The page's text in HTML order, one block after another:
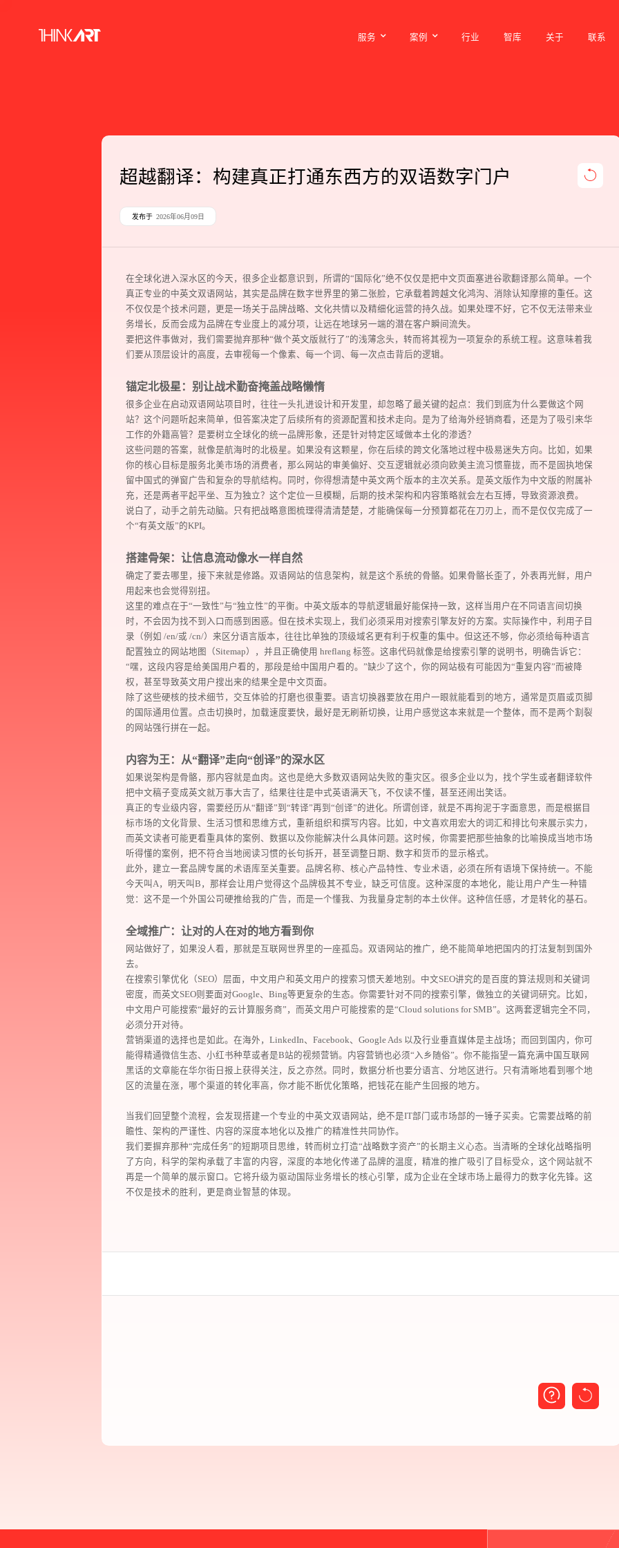
服务
案例
行业
智库
关于
联系
Think.
Design.
Develop.
Action.
预约我们的数字化专家
1v1为您提供服务
我们将为您提供量身定制的个性化服务，包括竞品观察，行业数
您需要： 网站建设 数字产品研发 SEO搜索
您所提交的信息将严格保密，且不以任何形式
超越翻译：构建真正打通东西方的双语数字门户
发布于 2026年06月09日
在全球化进入深水区的今天，很多企业都意识到，所谓的“国际化”绝不仅仅是把中文页面塞进谷歌翻译那么简单。一个
真正专业的中英文双语网站，其实是品牌在数字世界里的第二张脸，它承载着跨越文化鸿沟、消除认知摩擦的重任。这
不仅仅是个技术问题，更是一场关于品牌战略、文化共情以及精细化运营的持久战。如果处理不好，它不仅无法带来业
务增长，反而会成为品牌在专业度上的减分项，让远在地球另一端的潜在客户瞬间流失。
要把这件事做对，我们需要抛弃那种“做个英文版就行了”的浅薄念头，转而将其视为一项复杂的系统工程。这意味着我
们要从顶层设计的高度，去审视每一个像素、每一个词、每一次点击背后的逻辑。
锚定北极星：别让战术勤奋掩盖战略懒惰
很多企业在启动双语网站项目时，往往一头扎进设计和开发里，却忽略了最关键的起点：我们到底为什么要做这个网
站？这个问题听起来简单，但答案决定了后续所有的资源配置和技术走向。是为了给海外经销商看，还是为了吸引来华
工作的外籍高管？是要树立全球化的统一品牌形象，还是针对特定区域做本土化的渗透？
这些问题的答案，就像是航海时的北极星。如果没有这颗星，你在后续的跨文化落地过程中极易迷失方向。比如，如果
你的核心目标是服务北美市场的消费者，那么网站的审美偏好、交互逻辑就必须向欧美主流习惯靠拢，而不是固执地保
留中国式的弹窗广告和复杂的导航结构。同时，你得想清楚中英文两个版本的主次关系。是英文版作为中文版的附属补
充，还是两者平起平坐、互为独立？这个定位一旦模糊，后期的技术架构和内容策略就会左右互搏，导致资源浪费。
说白了，动手之前先动脑。只有把战略意图梳理得清清楚楚，才能确保每一分预算都花在刀刃上，而不是仅仅完成了一
个“有英文版”的KPI。
搭建骨架：让信息流动像水一样自然
确定了要去哪里，接下来就是修路。双语网站的信息架构，就是这个系统的骨骼。如果骨骼长歪了，外表再光鲜，用户
用起来也会觉得别扭。
这里的难点在于“一致性”与“独立性”的平衡。中英文版本的导航逻辑最好能保持一致，这样当用户在不同语言间切换
时，不会因为找不到入口而感到困惑。但在技术实现上，我们必须采用对搜索引擎友好的方案。实际操作中，利用子目
录（例如 /en/或 /cn/）来区分语言版本，往往比单独的顶级域名更有利于权重的集中。但这还不够，你必须给每种语言
配置独立的网站地图（Sitemap），并且正确使用 hreflang 标签。这串代码就像是给搜索引擎的说明书，明确告诉它：
“嘿，这段内容是给美国用户看的，那段是给中国用户看的。”缺少了这个，你的网站极有可能因为“重复内容”而被降
权，甚至导致英文用户搜出来的结果全是中文页面。
除了这些硬核的技术细节，交互体验的打磨也很重要。语言切换器要放在用户一眼就能看到的地方，通常是页眉或页脚
的国际通用位置。点击切换时，加载速度要快，最好是无刷新切换，让用户感觉这本来就是一个整体，而不是两个割裂
的网站强行拼在一起。
内容为王：从“翻译”走向“创译”的深水区
如果说架构是骨骼，那内容就是血肉。这也是绝大多数双语网站失败的重灾区。很多企业以为，找个学生或者翻译软件
把中文稿子变成英文就万事大吉了，结果往往是中式英语满天飞，不仅读不懂，甚至还闹出笑话。
真正的专业级内容，需要经历从“翻译”到“转译”再到“创译”的进化。所谓创译，就是不再拘泥于字面意思，而是根据目
标市场的文化背景、生活习惯和思维方式，重新组织和撰写内容。比如，中文喜欢用宏大的词汇和排比句来展示实力，
而英文读者可能更看重具体的案例、数据以及你能解决什么具体问题。这时候，你需要把那些抽象的比喻换成当地市场
听得懂的案例，把不符合当地阅读习惯的长句拆开，甚至调整日期、数字和货币的显示格式。
此外，建立一套品牌专属的术语库至关重要。品牌名称、核心产品特性、专业术语，必须在所有语境下保持统一。不能
今天叫A，明天叫B，那样会让用户觉得这个品牌极其不专业，缺乏可信度。这种深度的本地化，能让用户产生一种错
觉：这不是一个外国公司硬推给我的广告，而是一个懂我、为我量身定制的本土伙伴。这种信任感，才是转化的基石。
全域推广：让对的人在对的地方看到你
网站做好了，如果没人看，那就是互联网世界里的一座孤岛。双语网站的推广，绝不能简单地把国内的打法复制到国外
去。
在搜索引擎优化（SEO）层面，中文用户和英文用户的搜索习惯天差地别。中文SEO讲究的是百度的算法规则和关键词
密度，而英文SEO则要面对Google、Bing等更复杂的生态。你需要针对不同的搜索引擎，做独立的关键词研究。比如，
中文用户可能搜索“最好的云计算服务商”，而英文用户可能搜索的是“Cloud solutions for SMB”。这两套逻辑完全不同，
必须分开对待。
营销渠道的选择也是如此。在海外，LinkedIn、Facebook、Google Ads 以及行业垂直媒体是主战场；而回到国内，你可
能得精通微信生态、小红书种草或者是B站的视频营销。内容营销也必须“入乡随俗”。你不能指望一篇充满中国互联网
黑话的文章能在华尔街日报上获得关注，反之亦然。同时，数据分析也要分语言、分地区进行。只有清晰地看到哪个地
区的流量在涨，哪个渠道的转化率高，你才能不断优化策略，把钱花在能产生回报的地方。
当我们回望整个流程，会发现搭建一个专业的中英文双语网站，绝不是IT部门或市场部的一锤子买卖。它需要战略的前
瞻性、架构的严谨性、内容的深度本地化以及推广的精准性共同协作。
我们要摒弃那种“完成任务”的短期项目思维，转而树立打造“战略数字资产”的长期主义心态。当清晰的全球化战略指明
了方向，科学的架构承载了丰富的内容，深度的本地化传递了品牌的温度，精准的推广吸引了目标受众，这个网站就不
再是一个简单的展示窗口。它将升级为驱动国际业务增长的核心引擎，成为企业在全球市场上最得力的数字化先锋。这
不仅是技术的胜利，更是商业智慧的体现。